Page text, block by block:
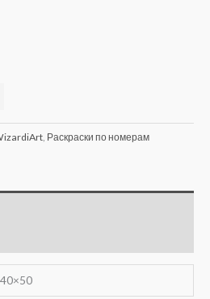
Раскраски по номерам
40×50